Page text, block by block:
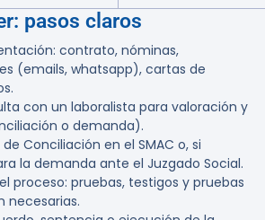
pasos claros
contrato, nóminas,
(emails, whatsapp), cartas de
con un laboralista para valoración y
o demanda).
Conciliación en el SMAC o, si
la demanda ante el Juzgado Social.
proceso: pruebas, testigos y pruebas
necesarias.